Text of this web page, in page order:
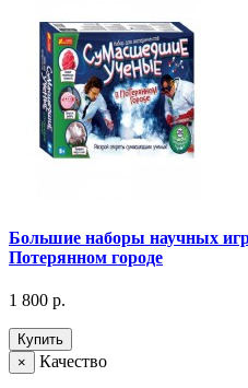
Большие наборы научных
Потерянном городе
1 800 р.
Купить
×
Качество